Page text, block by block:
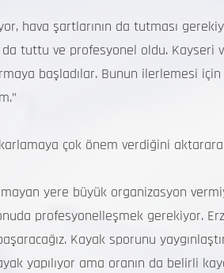
hava şartlarının da tutması
tuttu ve profesyonel oldu. Kayseri
başladılar. Bunun ilerlemesi
çok önem verdiğini
yere büyük organizasyon
profesyonelleşmek gerekiyor.
Kayak sporunu
yapılıyor ama oranın da belirli